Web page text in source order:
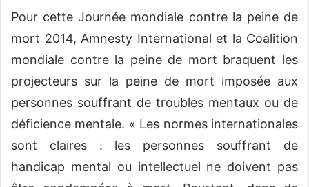
Pour cette Journée mondiale contre la peine de
mort 2014, Amnesty International et la Coalition
mondiale contre la peine de mort braquent les
projecteurs sur la peine de mort imposée aux
personnes souffrant de troubles mentaux ou de
déficience mentale. « Les normes internationales
sont claires : les personnes souffrant de
handicap mental ou intellectuel ne doivent pas